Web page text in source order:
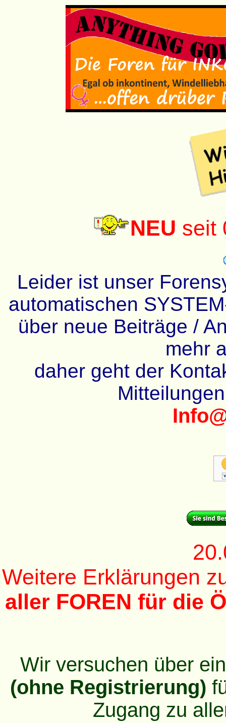
NEU seit
Leider ist unser
automatischen
über neue Beiträge /
mehr
daher geht der
Weitere Erklärungen
aller FOREN für die
Wir versuchen über
(ohne Registrierung)
Zugang zu